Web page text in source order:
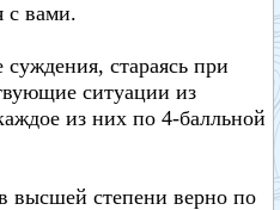
с вами.
стараясь при
ситуации из
из них по 4-балльной
высшей степени верно по